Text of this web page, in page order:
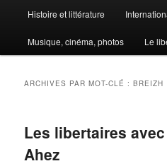
Histoire et littérature
Musique, cinéma, photos Le
ARCHIVES PAR MOT-CLÉ :BREIZH
Les libertaires
Ahez